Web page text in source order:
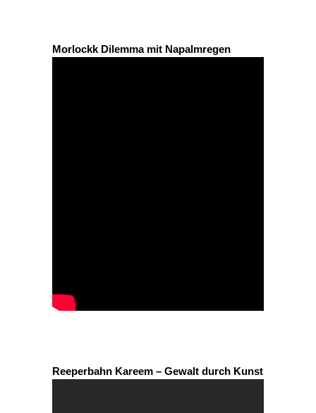
Morlockk Dilemma mit Napalmregen
Reeperbahn Kareem – Gewalt durch Kunst